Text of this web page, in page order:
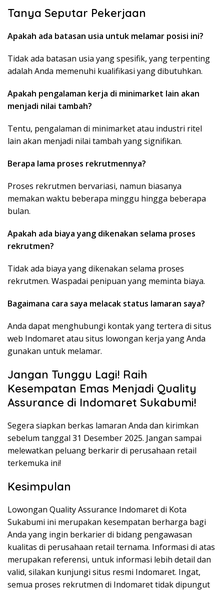
Tanya Seputar Pekerjaan
Apakah ada batasan usia untuk melamar posisi ini?
Tidak ada batasan usia yang spesifik, yang terpenting
adalah Anda memenuhi kualifikasi yang dibutuhkan.
Apakah pengalaman kerja di minimarket lain akan
menjadi nilai tambah?
Tentu, pengalaman di minimarket atau industri ritel
lain akan menjadi nilai tambah yang signifikan.
Berapa lama proses rekrutmennya?
Proses rekrutmen bervariasi, namun biasanya
memakan waktu beberapa minggu hingga beberapa
bulan.
Apakah ada biaya yang dikenakan selama proses
rekrutmen?
Tidak ada biaya yang dikenakan selama proses
rekrutmen. Waspadai penipuan yang meminta biaya.
Bagaimana cara saya melacak status lamaran saya?
Anda dapat menghubungi kontak yang tertera di situs
web Indomaret atau situs lowongan kerja yang Anda
gunakan untuk melamar.
Jangan Tunggu Lagi! Raih
Kesempatan Emas Menjadi Quality
Assurance di Indomaret Sukabumi!
Segera siapkan berkas lamaran Anda dan kirimkan
sebelum tanggal 31 Desember 2025. Jangan sampai
melewatkan peluang berkarir di perusahaan retail
terkemuka ini!
Kesimpulan
Lowongan Quality Assurance Indomaret di Kota
Sukabumi ini merupakan kesempatan berharga bagi
Anda yang ingin berkarier di bidang pengawasan
kualitas di perusahaan retail ternama. Informasi di atas
merupakan referensi, untuk informasi lebih detail dan
valid, silakan kunjungi situs resmi Indomaret. Ingat,
semua proses rekrutmen di Indomaret tidak dipungut